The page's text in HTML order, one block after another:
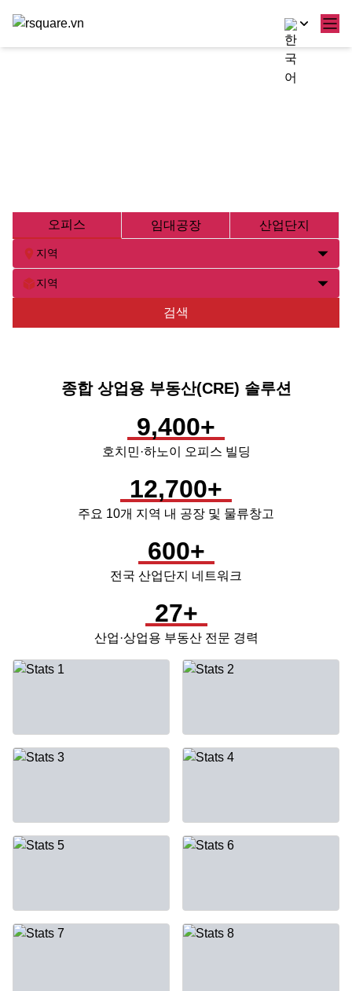
전국 오피스 및 산업용 부동산 임대 컨
오피스 임대공장 산업단지
지역
지역
검색
종합 상업용 부동산(CRE) 솔루션
9,400+
호치민·하노이 오피스 빌딩
12,700+
주요 10개 지역 내 공장 및 물류창고
600+
전국 산업단지 네트워크
27+
산업·상업용 부동산 전문 경력